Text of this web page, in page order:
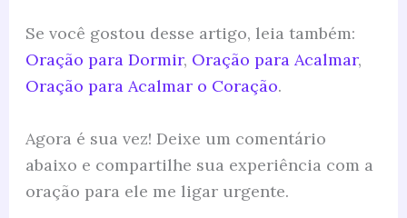
Se você gostou desse artigo, leia também:
Oração para Dormir, Oração para Acalmar,
Oração para Acalmar o Coração.
Agora é sua vez! Deixe um comentário
abaixo e compartilhe sua experiência com a
oração para ele me ligar urgente.